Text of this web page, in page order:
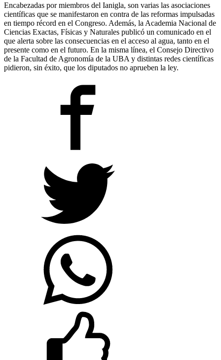
Encabezadas por miembros del Ianigla, son varias las asociaciones
científicas que se manifestaron en contra de las reformas impulsadas
en tiempo récord en el Congreso. Además, la Academia Nacional de
Ciencias Exactas, Físicas y Naturales publicó un comunicado en el
que alerta sobre las consecuencias en el acceso al agua, tanto en el
presente como en el futuro. En la misma línea, el Consejo Directivo
de la Facultad de Agronomía de la UBA y distintas redes científicas
pidieron, sin éxito, que los diputados no aprueben la ley.